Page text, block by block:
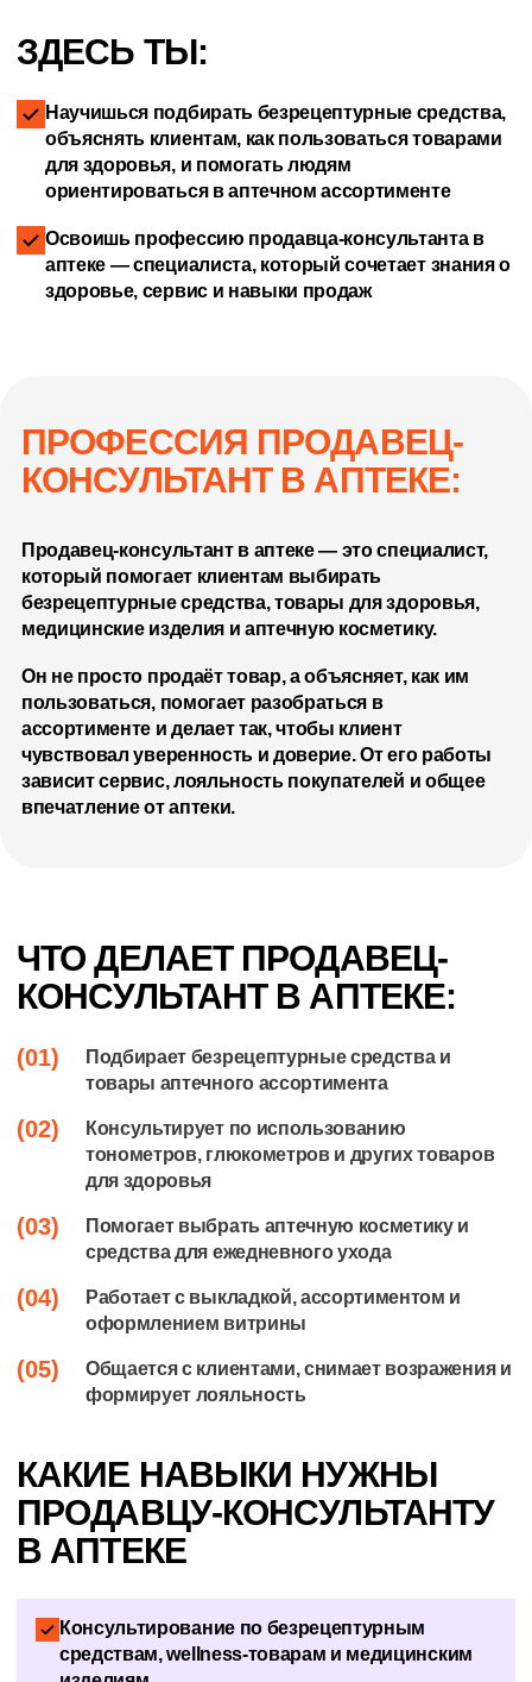
ЗДЕСЬ ТЫ:
Научишься подбирать безрецептурные средства,
объяснять клиентам, как пользоваться товарами
для здоровья, и помогать людям
ориентироваться в аптечном ассортименте
Освоишь профессию продавца-консультанта в
аптеке — специалиста, который сочетает знания о
здоровье, сервис и навыки продаж
ПРОФЕССИЯ ПРОДАВЕЦ-
КОНСУЛЬТАНТ В АПТЕКЕ:
Продавец-консультант в аптеке — это специалист,
который помогает клиентам выбирать
безрецептурные средства, товары для здоровья,
медицинские изделия и аптечную косметику.
Он не просто продаёт товар, а объясняет, как им
пользоваться, помогает разобраться в
ассортименте и делает так, чтобы клиент
чувствовал уверенность и доверие. От его работы
зависит сервис, лояльность покупателей и общее
впечатление от аптеки.
ЧТО ДЕЛАЕТ ПРОДАВЕЦ-
КОНСУЛЬТАНТ В АПТЕКЕ:
(01)
Подбирает безрецептурные средства и
товары аптечного ассортимента
(02)
Консультирует по использованию
тонометров, глюкометров и других товаров
для здоровья
(03)
Помогает выбрать аптечную косметику и
средства для ежедневного ухода
(04)
Работает с выкладкой, ассортиментом и
оформлением витрины
(05)
Общается с клиентами, снимает возражения и
формирует лояльность
КАКИЕ НАВЫКИ НУЖНЫ
ПРОДАВЦУ-КОНСУЛЬТАНТУ
В АПТЕКЕ
Консультирование по безрецептурным
средствам, wellness-товарам и медицинским